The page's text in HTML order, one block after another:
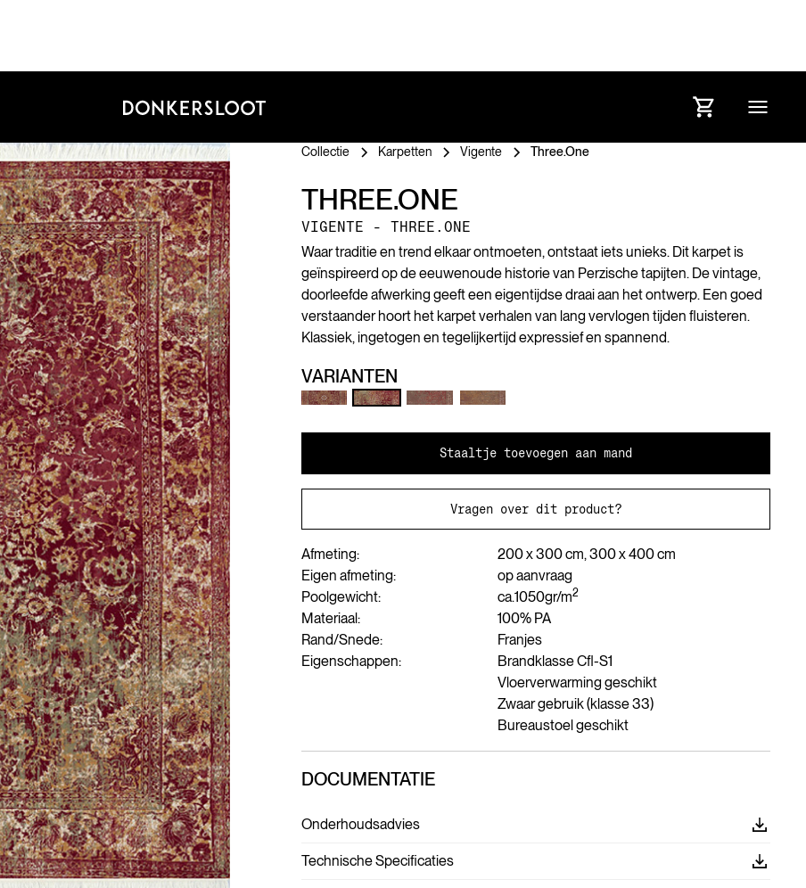
Collectie Karpetten Vigente Three.One
THREE.ONE
VIGENTE - THREE.ONE
Waar traditie en trend elkaar ontmoeten, ontstaat iets unieks. Dit karpet is
geïnspireerd op de eeuwenoude historie van Perzische tapijten. De vintage,
doorleefde afwerking geeft een eigentijdse draai aan het ontwerp. Een goed
verstaander hoort het karpet verhalen van lang vervlogen tijden fluisteren.
Klassiek, ingetogen en tegelijkertijd expressief en spannend.
VARIANTEN
Staaltje toevoegen aan mand
Vragen over dit product?
Afmeting:
200 x 300 cm, 300 x 400 cm
Eigen afmeting:
op aanvraag
Poolgewicht:
ca.1050gr/m2
Materiaal:
100% PA
Rand/Snede:
Franjes
Eigenschappen:
Brandklasse Cfl-S1
Vloerverwarming geschikt
Zwaar gebruik (klasse 33)
Bureaustoel geschikt
DOCUMENTATIE
Onderhoudsadvies
Technische Specificaties